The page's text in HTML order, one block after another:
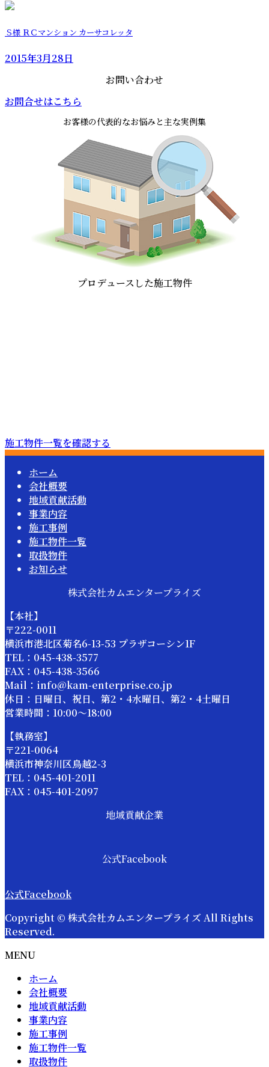
Ｓ様 ＲＣマンション カーサコレッタ
2015年3月28日
お問い合わせ
お問合せはこちら
お客様の代表的なお悩みと主な実例集
プロデュースした施工物件
施工物件一覧を確認する
ホーム
会社概要
地域貢献活動
事業内容
施工事例
施工物件一覧
取扱物件
お知らせ
株式会社カムエンタープライズ
【本社】
〒222-0011
横浜市港北区菊名6-13-53 プラザコーシン1F
TEL：045-438-3577
FAX：045-438-3566
Mail：info@kam-enterprise.co.jp
休日：日曜日、祝日、第2・4水曜日、第2・4土曜日
営業時間：10:00～18:00
【執務室】
〒221-0064
横浜市神奈川区鳥越2-3
TEL：045-401-2011
FAX：045-401-2097
地域貢献企業
公式Facebook
公式Facebook
Copyright © 株式会社カムエンタープライズ All Rights
Reserved.
MENU
ホーム
会社概要
地域貢献活動
事業内容
施工事例
施工物件一覧
取扱物件